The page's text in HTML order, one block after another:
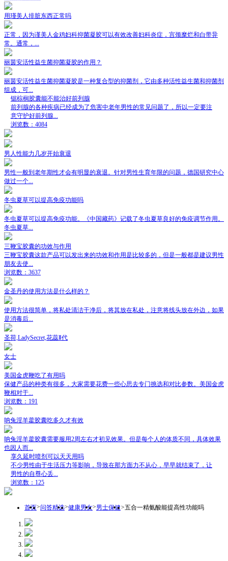
用瑾美人排脏东西正常吗
正常，因为谨美人金鸡妇科抑菌凝胶可以有效改善妇科炎症，宫颈糜烂和白带异
常。通常，...
丽茵安活性益生菌抑菌凝胶的作用？
丽茵安活性益生菌抑菌凝胶是一种复合型的抑菌剂，它由多种活性益生菌和抑菌剂
组成，可...
锯棕榈胶囊能不能治好前列腺
前列腺的各种疾病已经成为了危害中老年男性的常见问题了，所以一定要注
意守护好前列腺...
浏览数：4084
男人性能力几岁开始衰退
男性一般到老年期性才会有明显的衰退。针对男性生育年限的问题，德国研究中心
做过一个...
冬虫夏草可以提高免疫功能吗
冬虫夏草可以提高免疫功能。《中国藏药》记载了冬虫夏草良好的免疫调节作用。
冬虫夏草...
三鞭宝胶囊的功效与作用
三鞭宝胶囊这款产品可以发出来的功效和作用是比较多的，但是一般都是建议男性
朋友去使...
浏览数：3637
金圣丹的使用方法是什么样的？
使用方法很简单，将私处清洁干净后，将其放在私处，注意将线头放在外边，如果
是消毒后...
圣荷,LadySecret,花蕊Ⅱ代
女士
美国金虎鞭吃了有用吗
保健产品的种类有很多，大家需要花费一些心思去专门挑选和对比参数。美国金虎
鞭相对于...
浏览数：191
呐兔淫羊藿胶囊吃多久才有效
呐兔淫羊藿胶囊需要服用2周左右才初见效果。但是每个人的体质不同，具体效果
也因人而...
享久延时喷剂可以天天用吗
不少男性由于生活压力等影响，导致在那方面力不从心，早早就结束了，让
男性的自尊心丢...
浏览数：125
首页>问答精选>健康男女>男士保健>五合一精氨酸能提高性功能吗